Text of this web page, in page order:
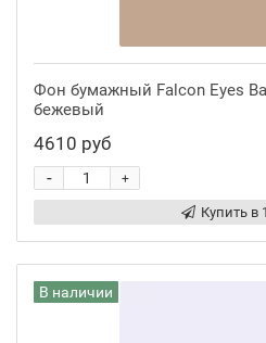
Фон бумажный Falcon Eyes
бежевый
4610 руб
+
-
Купить в
В наличии